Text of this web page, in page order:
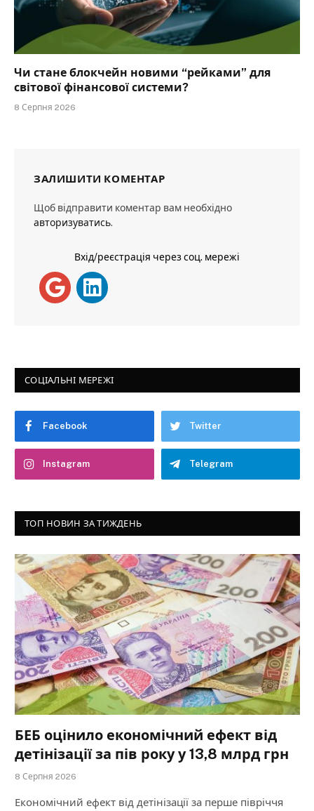
Чи стане блокчейн новими “рейками” для
світової фінансової системи?
8 Серпня 2026
ЗАЛИШИТИ КОМЕНТАР
Щоб відправити коментар вам необхідно
авторизуватись.
Вхід/реєстрація через соц. мережі
СОЦІАЛЬНІ МЕРЕЖІ
Facebook Twitter
Instagram Telegram
ТОП НОВИН ЗА ТИЖДЕНЬ
БЕБ оцінило економічний ефект від
детінізації за пів року у 13,8 млрд грн
8 Серпня 2026
Економічний ефект від детінізації за перше півріччя